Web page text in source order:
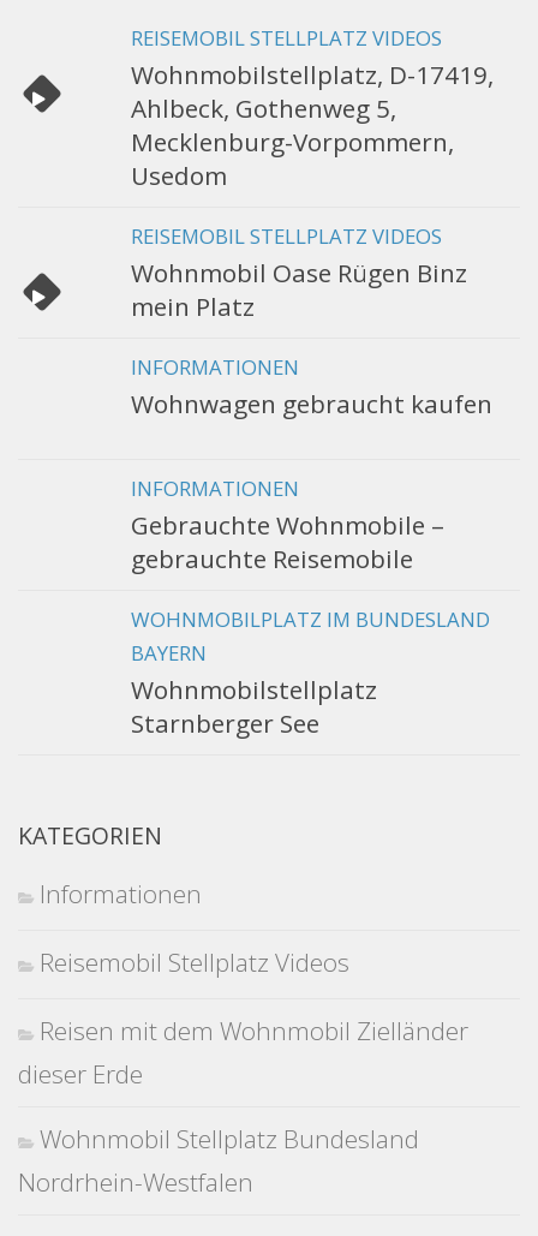
REISEMOBIL STELLPLATZ VIDEOS
Wohnmobilstellplatz, D-17419,
Ahlbeck, Gothenweg 5,
Mecklenburg-Vorpommern,
Usedom
REISEMOBIL STELLPLATZ VIDEOS
Wohnmobil Oase Rügen Binz
mein Platz
INFORMATIONEN
Wohnwagen gebraucht kaufen
INFORMATIONEN
Gebrauchte Wohnmobile –
gebrauchte Reisemobile
WOHNMOBILPLATZ IM BUNDESLAND
BAYERN
Wohnmobilstellplatz
Starnberger See
KATEGORIEN
Informationen
Reisemobil Stellplatz Videos
Reisen mit dem Wohnmobil Zielländer
dieser Erde
Wohnmobil Stellplatz Bundesland
Nordrhein-Westfalen